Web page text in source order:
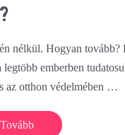
nélkül. Hogyan tovább?
legtöbb emberben
az otthon védelmében …